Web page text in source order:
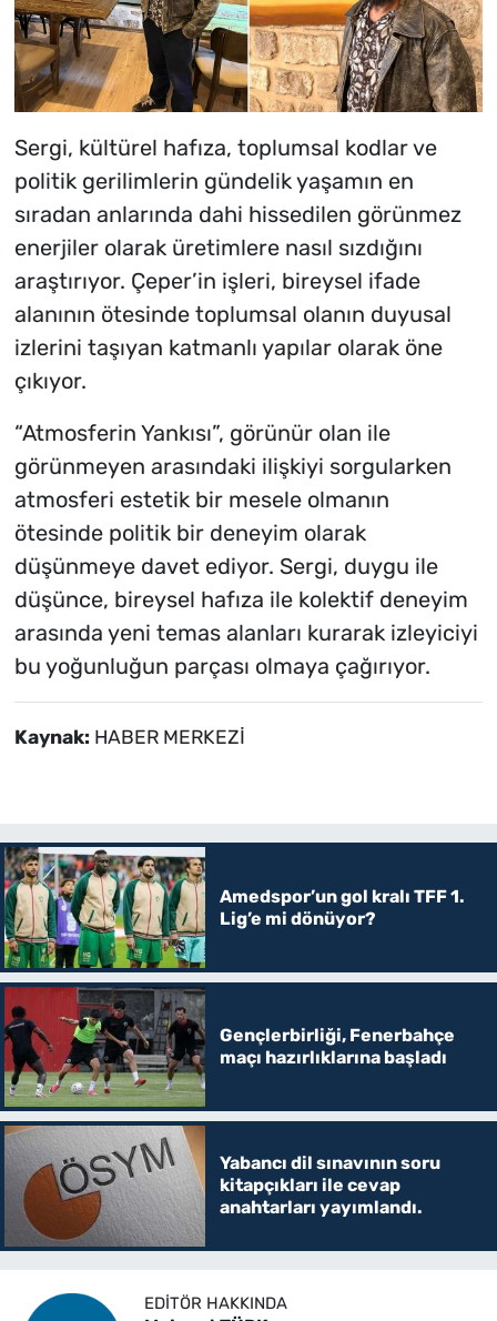
Sergi, kültürel hafıza, toplumsal kodlar ve
politik gerilimlerin gündelik yaşamın en
sıradan anlarında dahi hissedilen görünmez
enerjiler olarak üretimlere nasıl sızdığını
araştırıyor. Çeper’in işleri, bireysel ifade
alanının ötesinde toplumsal olanın duyusal
izlerini taşıyan katmanlı yapılar olarak öne
çıkıyor.
“Atmosferin Yankısı”, görünür olan ile
görünmeyen arasındaki ilişkiyi sorgularken
atmosferi estetik bir mesele olmanın
ötesinde politik bir deneyim olarak
düşünmeye davet ediyor. Sergi, duygu ile
düşünce, bireysel hafıza ile kolektif deneyim
arasında yeni temas alanları kurarak izleyiciyi
bu yoğunluğun parçası olmaya çağırıyor.
Kaynak: HABER MERKEZİ
Amedspor’un gol kralı TFF 1.
Lig’e mi dönüyor?
Gençlerbirliği, Fenerbahçe
maçı hazırlıklarına başladı
Yabancı dil sınavının soru
kitapçıkları ile cevap
anahtarları yayımlandı.
EDITÖR HAKKINDA